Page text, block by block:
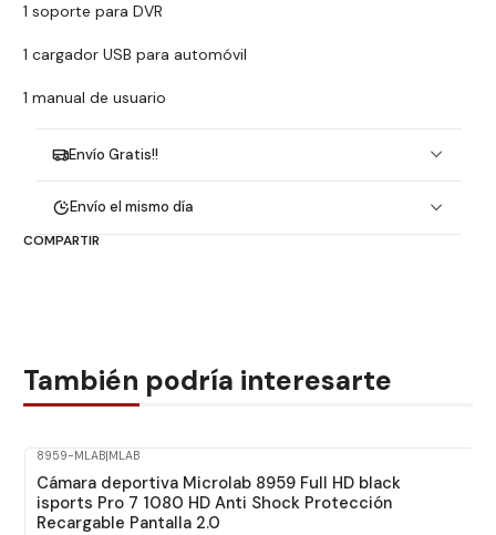
1 soporte para DVR
1 cargador USB para automóvil
1 manual de usuario
Envío Gratis!!
Envío el mismo día
COMPARTIR
También podría interesarte
8959-MLAB|MLAB
Cámara deportiva Microlab 8959 Full HD black
isports Pro 7 1080 HD Anti Shock Protección
Recargable Pantalla 2.0